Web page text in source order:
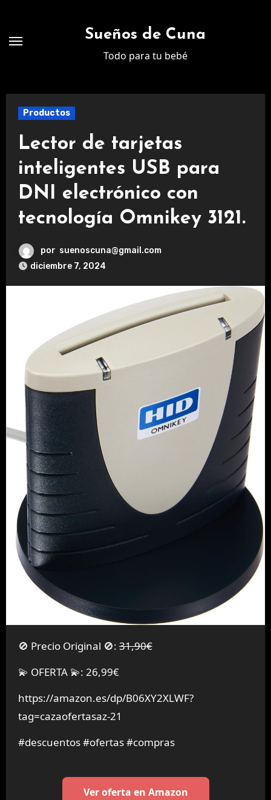
contenido
Sueños de Cuna
Todo para tu bebé
Productos
Lector de tarjetas
inteligentes USB para
DNI electrónico con
tecnología Omnikey 3121.
por suenoscuna@gmail.com
diciembre 7, 2024
🚫 Precio Original 🚫:31,90€
💫 OFERTA 💫: 26,99€
https://amazon.es/dp/B06XY2XLWF?
tag=cazaofertasaz-21
#descuentos #ofertas #compras
Ver oferta en Amazon